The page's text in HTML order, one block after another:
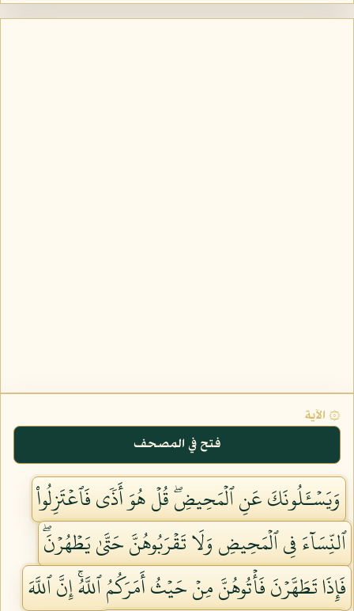
۞ الآية
فتح في المصحف
وَيَسۡـَٔلُونَكَ عَنِ ٱلۡمَحِيضِۖ قُلۡ هُوَ أَذٗى فَٱعۡتَزِلُواْ
ٱلنِّسَآءَ فِي ٱلۡمَحِيضِ وَلَا تَقۡرَبُوهُنَّ حَتَّىٰ يَطۡهُرۡنَۖ
فَإِذَا تَطَهَّرۡنَ فَأۡتُوهُنَّ مِنۡ حَيۡثُ أَمَرَكُمُ ٱللَّهُۚ إِنَّ ٱللَّهَ